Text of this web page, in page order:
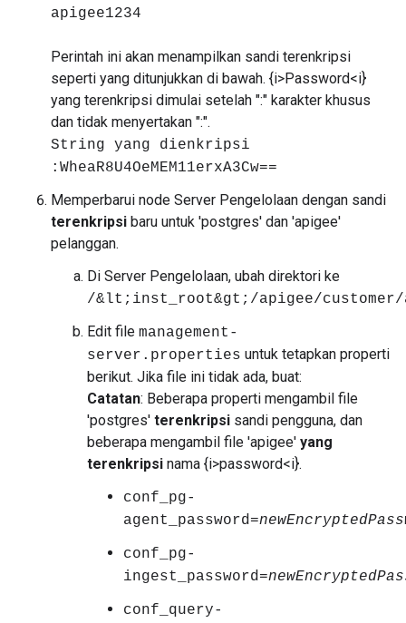
apigee1234
Perintah ini akan menampilkan sandi terenkripsi
seperti yang ditunjukkan di bawah. {i>Password<i}
yang terenkripsi dimulai setelah ":" karakter khusus
dan tidak menyertakan ":".
String yang dienkripsi
:WheaR8U4OeMEM11erxA3Cw==
Memperbarui node Server Pengelolaan dengan sandi
terenkripsi baru untuk 'postgres' dan 'apigee'
pelanggan.
Di Server Pengelolaan, ubah direktori ke
/&lt;inst_root&gt;/apigee/
Edit file management-
server.properties untuk tetapkan properti
berikut. Jika file ini tidak ada, buat:
Catatan: Beberapa properti mengambil file
'postgres' terenkripsi sandi pengguna, dan
beberapa mengambil file 'apigee' yang
terenkripsi nama {i>password<i}.
conf_pg-
agent_password=
conf_pg-
ingest_password=
conf_query-